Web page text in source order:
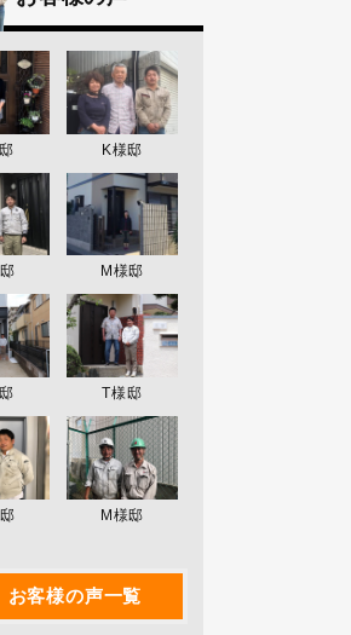
K様邸
M様邸
T様邸
M様邸
お客様の声一覧